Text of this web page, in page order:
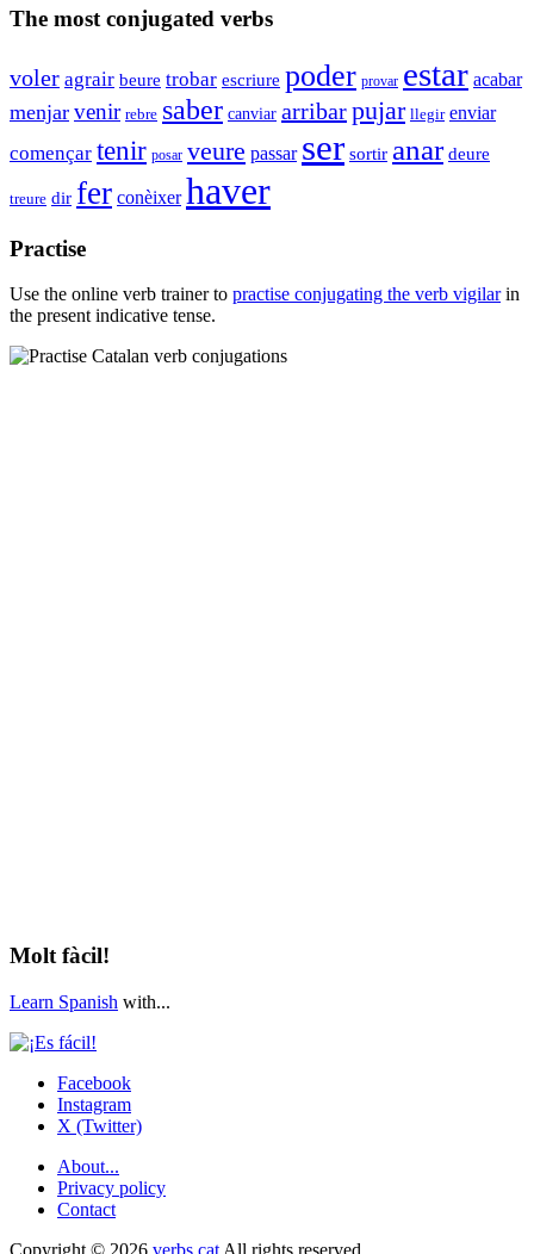
The most conjugated verbs
voler agrair beure trobar escriure poder provar estar acabar
menjar venir rebre saber canviar arribarpujar llegir enviar
començar tenir posar veure passar ser sortir anar deure
treure dir fer conèixer haver
Practise
Use the online verb trainer to practise conjugating the verb vigilarin
the present indicative tense.
Molt fàcil!
Learn Spanish with...
Facebook
Instagram
X (Twitter)
About...
Privacy policy
Contact
Copyright © 2026 verbs.cat All rights reserved.